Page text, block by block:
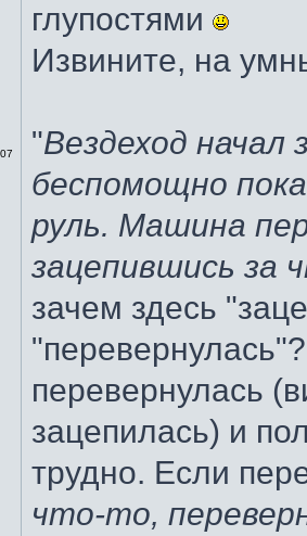
глупостями
Извините, на
"Вездеход начал
беспомощно
руль. Машина
зацепившись за
зачем здесь
перевернулась
зацепилась) и
трудно. Если
что-то,